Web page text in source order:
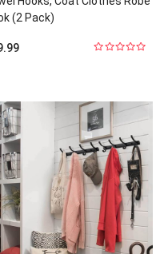
(2 Pack)